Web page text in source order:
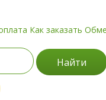
Как заказать
Найти